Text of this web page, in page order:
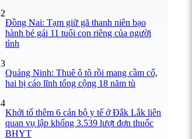
2
Đồng Nai: Tạm giữ gã thanh niên bạo
hành bé gái 11 tuổi con riêng của người
tình
3
Quảng Ninh: Thuê ô tô rồi mang cầm cố,
hai bị cáo lĩnh tổng cộng 18 năm tù
4
Khởi tố thêm 6 cán bộ y tế ở Đắk Lắk liên
quan vụ lập khống 3.539 lượt đơn thuốc
BHYT